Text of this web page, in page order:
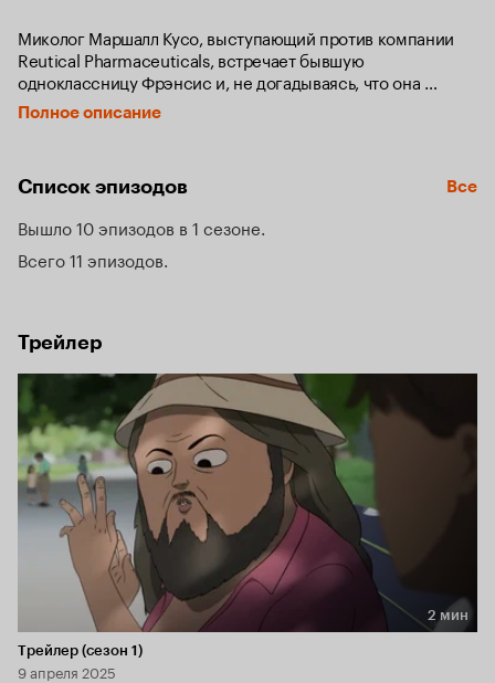
Миколог Маршалл Кусо, выступающий против компании
Reutical Pharmaceuticals, встречает бывшую
одноклассницу Фрэнсис и, не догадываясь, что она
работает на ненавистную корпорацию, показывает
ей обнаруженный им в Перу голубой ангельский гриб,
Маршалл вынужден пуститься в бега, так как за ним
решает использовать невероятные свойства гриба
для создания инновационного лекарства.
Полное описание
Список эпизодов Все
Вышло 10 эпизодов в 1 сезоне
Всего 11 эпизодов
Трейлер
Длительность 2 мин
2 мин
Трейлер (сезон 1)
9 апреля 2025